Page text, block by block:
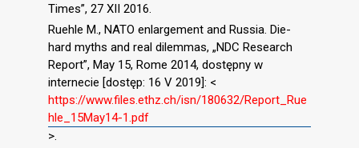
Times”, 27 XII 2016.
Ruehle M., NATO enlargement and Russia. Die-
hard myths and real dilemmas, „NDC Research
Report”, May 15, Rome 2014, dostępny w
internecie [dostęp: 16 V 2019]: <
https://www.files.ethz.ch/isn/180632/Report_Rue
hle_15May14-1.pdf
>.